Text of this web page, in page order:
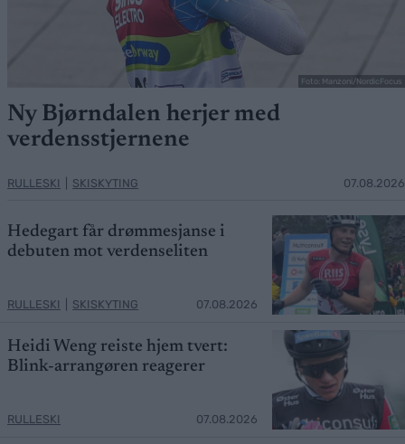
Foto: Manzoni/NordicFocus
Ny Bjørndalen herjer med
verdensstjernene
RULLESKI SKISKYTING 07.08.2026
Hedegart får drømmesjanse i
debuten mot verdenseliten
RULLESKI SKISKYTING 07.08.2026
Heidi Weng reiste hjem tvert:
Blink-arrangøren reagerer
RULLESKI 07.08.2026